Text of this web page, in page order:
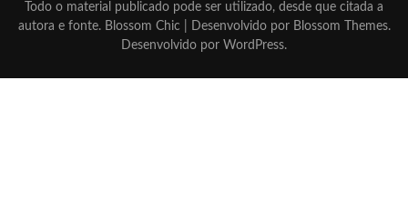
Todo o material publicado pode ser utilizado, desde que citada a
autora e fonte.Blossom Chic | Desenvolvido por Blossom Themes.
Desenvolvido por WordPress.